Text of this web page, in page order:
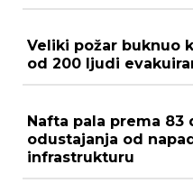
Veliki požar buknuo
od 200 ljudi
Nafta pala prema 83
odustajanja od
infrastrukturu